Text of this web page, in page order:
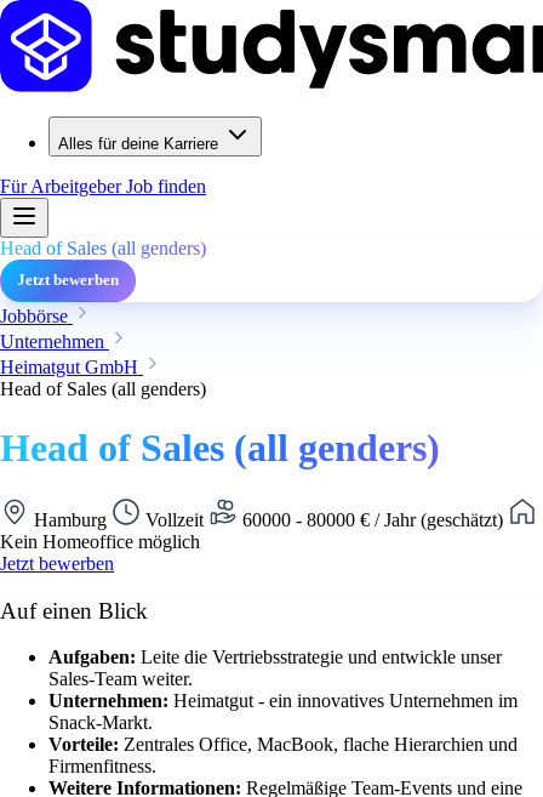
Alles für deine Karriere
Für ArbeitgeberJob finden
Head of Sales (all genders)
Jetzt bewerben
Jobbörse
Unternehmen
Heimatgut GmbH
Head of Sales (all genders)
Head of Sales (all genders)
Hamburg Vollzeit
60000 - 80000 € / Jahr (geschätzt)
Kein Homeoffice möglich
Jetzt bewerben
Auf einen Blick
Aufgaben: Leite die Vertriebsstrategie und entwickle unser
Sales-Team weiter.
Unternehmen: Heimatgut - ein innovatives Unternehmen im
Snack-Markt.
Vorteile: Zentrales Office, MacBook, flache Hierarchien und
Firmenfitness.
Weitere Informationen: Regelmäßige Team-Events und eine